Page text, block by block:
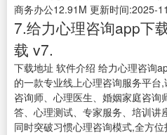
商务办公12.91M 更新时间:2025-
7.给力心理咨询app下
载 v7.
下载地址 软件介绍 给力心理咨询
的一款专业线上心理咨询服务平台
咨询师、心理医生、婚姻家庭咨询
答、心理测试、专家服务、培训讲
同时突破习惯心理咨询模式,全方